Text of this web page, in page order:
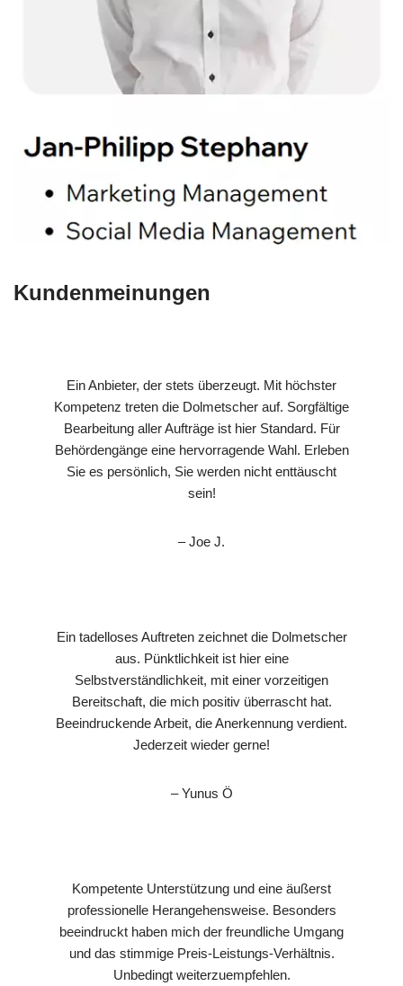
Kundenmeinungen
Ein Anbieter, der stets überzeugt. Mit höchster
Kompetenz treten die Dolmetscher auf. Sorgfältige
Bearbeitung aller Aufträge ist hier Standard. Für
Behördengänge eine hervorragende Wahl. Erleben
Sie es persönlich, Sie werden nicht enttäuscht
sein!
– Joe J.
Ein tadelloses Auftreten zeichnet die Dolmetscher
aus. Pünktlichkeit ist hier eine
Selbstverständlichkeit, mit einer vorzeitigen
Bereitschaft, die mich positiv überrascht hat.
Beeindruckende Arbeit, die Anerkennung verdient.
Jederzeit wieder gerne!
– Yunus Ö
Kompetente Unterstützung und eine äußerst
professionelle Herangehensweise. Besonders
beeindruckt haben mich der freundliche Umgang
und das stimmige Preis-Leistungs-Verhältnis.
Unbedingt weiterzuempfehlen.